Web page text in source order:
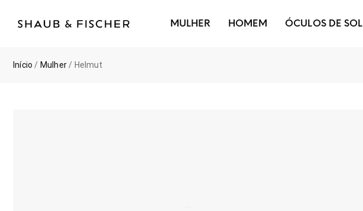
MULHER HOMEM ÓCULOS DE SOL
Início / Mulher / Helmut